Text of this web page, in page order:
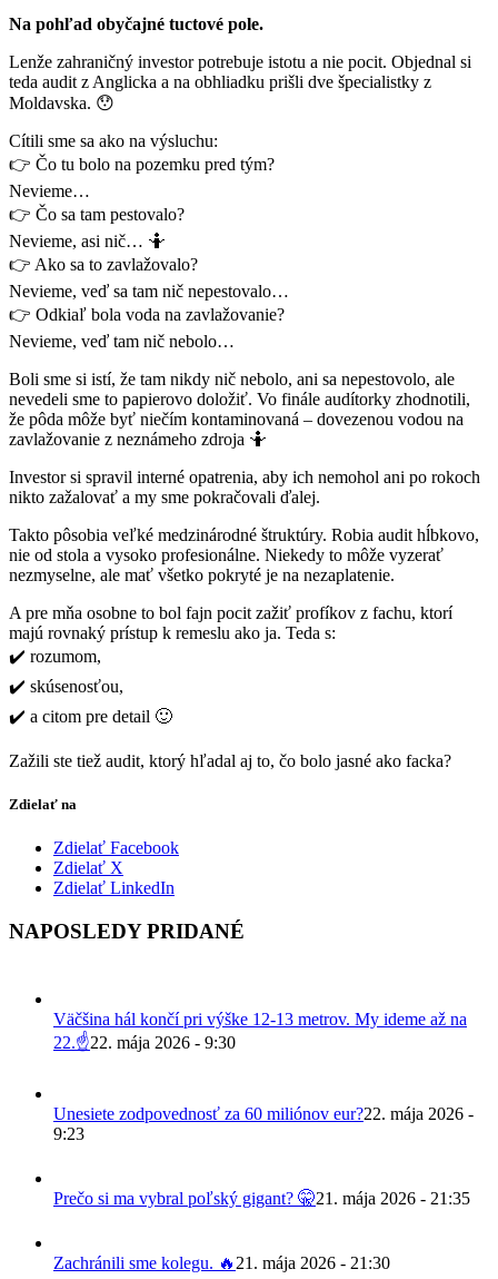
Na pohľad obyčajné tuctové pole.
Lenže zahraničný investor potrebuje istotu a nie pocit. Objednal si
teda audit z Anglicka a na obhliadku prišli dve špecialistky z
Moldavska. 😯
Cítili sme sa ako na výsluchu:
👉 Čo tu bolo na pozemku pred tým?
Nevieme…
👉 Čo sa tam pestovalo?
Nevieme, asi nič… 🤷
👉 Ako sa to zavlažovalo?
Nevieme, veď sa tam nič nepestovalo…
👉 Odkiaľ bola voda na zavlažovanie?
Nevieme, veď tam nič nebolo…
Boli sme si istí, že tam nikdy nič nebolo, ani sa nepestovolo, ale
nevedeli sme to papierovo doložiť. Vo finále audítorky zhodnotili,
že pôda môže byť niečím kontaminovaná – dovezenou vodou na
zavlažovanie z neznámeho zdroja 🤷
Investor si spravil interné opatrenia, aby ich nemohol ani po rokoch
nikto zažalovať a my sme pokračovali ďalej.
Takto pôsobia veľké medzinárodné štruktúry. Robia audit hĺbkovo,
nie od stola a vysoko profesionálne. Niekedy to môže vyzerať
nezmyselne, ale mať všetko pokryté je na nezaplatenie.
A pre mňa osobne to bol fajn pocit zažiť profíkov z fachu, ktorí
majú rovnaký prístup k remeslu ako ja. Teda s:
✔️ rozumom,
✔️ skúsenosťou,
✔️ a citom pre detail 🙂
Zažili ste tiež audit, ktorý hľadal aj to, čo bolo jasné ako facka?
Zdielať na
Zdielať Facebook
Zdielať X
Zdielať LinkedIn
NAPOSLEDY PRIDANÉ
Väčšina hál končí pri výške 12-13 metrov. My ideme až na
22.☝️22. mája 2026 - 9:30
Unesiete zodpovednosť za 60 miliónov eur?22. mája 2026 -
9:23
Prečo si ma vybral poľský gigant? 🤫21. mája 2026 - 21:35
Zachránili sme kolegu. 🔥 21. mája 2026 - 21:30